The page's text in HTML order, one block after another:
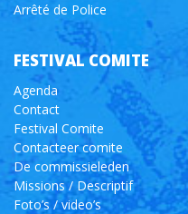
Arrêté de Police
FESTIVAL COMITE
Agenda
Contact
Festival Comite
Contacteer comite
De commissieleden
Missions / Descriptif
Foto’s / video’s